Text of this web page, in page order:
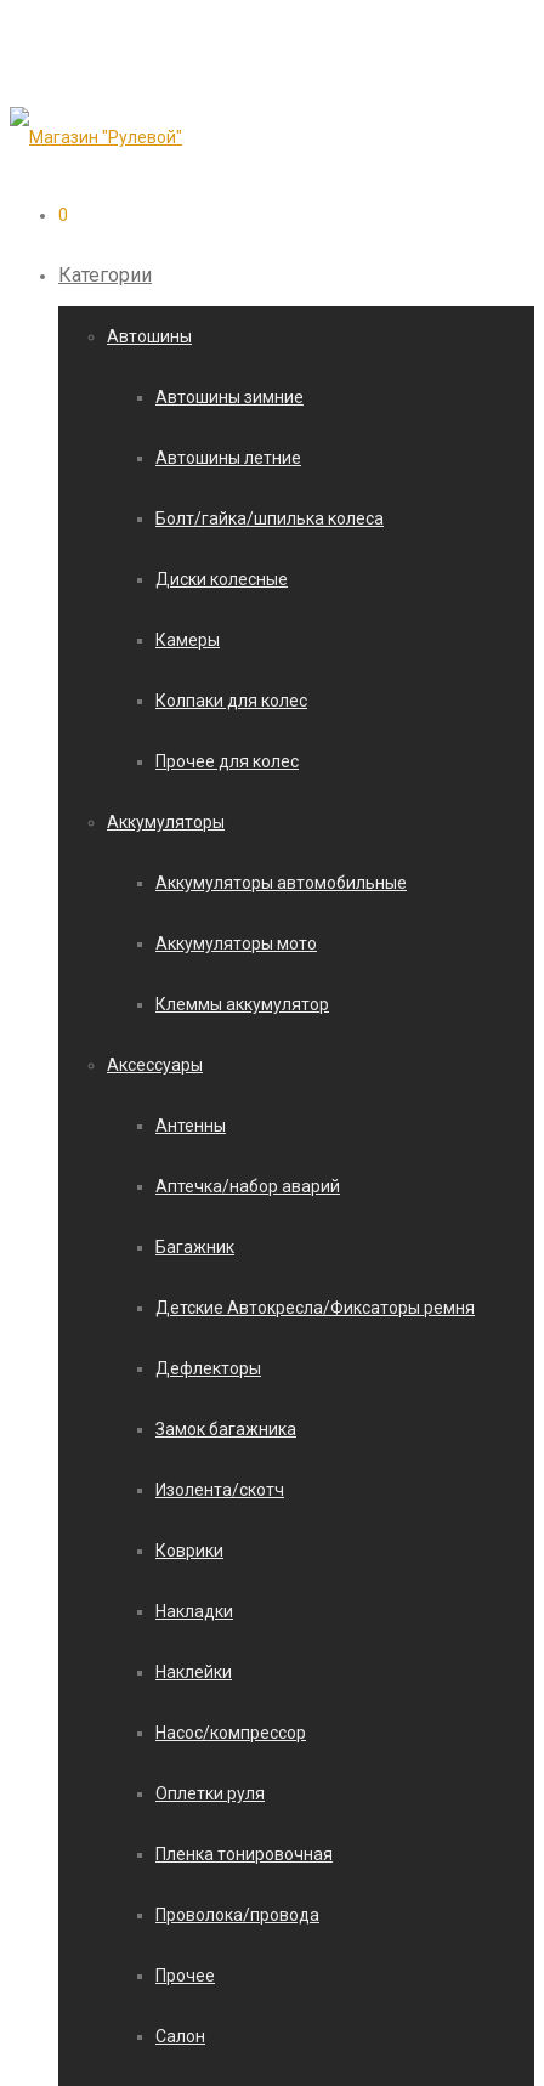
0
Категории
Автошины
Автошины зимние
Автошины летние
Болт/гайка/шпилька колеса
Диски колесные
Камеры
Колпаки для колес
Прочее для колес
Аккумуляторы
Аккумуляторы автомобильные
Аккумуляторы мото
Клеммы аккумулятор
Аксессуары
Антенны
Аптечка/набор аварий
Багажник
Детские Автокресла/Фиксаторы ремня
Дефлекторы
Замок багажника
Изолента/скотч
Коврики
Накладки
Наклейки
Насос/компрессор
Оплетки руля
Пленка тонировочная
Проволока/провода
Прочее
Салон